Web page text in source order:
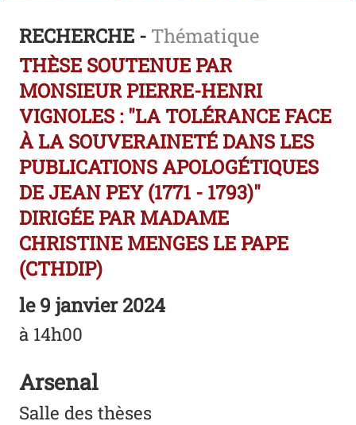
RECHERCHE - Thématique
THÈSE SOUTENUE PAR
MONSIEUR PIERRE-HENRI
VIGNOLES : "LA TOLÉRANCE FACE
À LA SOUVERAINETÉ DANS LES
PUBLICATIONS APOLOGÉTIQUES
DE JEAN PEY (1771 - 1793)"
DIRIGÉE PAR MADAME
CHRISTINE MENGES LE PAPE
(CTHDIP)
le9 janvier 2024
à 14h00
Arsenal
Salle des thèses